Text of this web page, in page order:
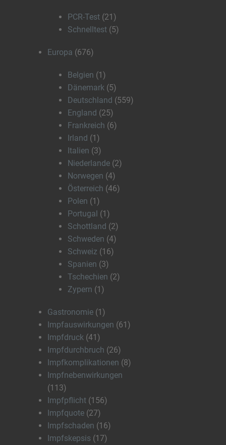
PCR-Test (21)
Schnelltest (5)
Europa (676)
Belgien (1)
Dänemark (5)
Deutschland (559)
England (25)
Frankreich (6)
Irland (1)
Italien (3)
Niederlande (2)
Norwegen (4)
Österreich (46)
Polen (1)
Portugal (1)
Schottland (2)
Schweden (4)
Schweiz (16)
Spanien (3)
Tschechien (2)
Zypern (1)
Gastronomie (1)
Impfauswirkungen (61)
Impfdruck (41)
Impfdurchbruch (26)
Impfkomplikationen (8)
Impfnebenwirkungen
(113)
Impfpflicht (156)
Impfquote (27)
Impfschaden (16)
Impfskepsis (17)